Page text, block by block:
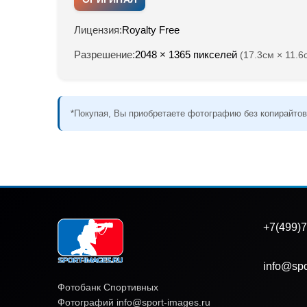
Лицензия:Royalty Free
Разрешение:2048 × 1365 пикселей (17.3см ×
*Покупая, Вы приобретаете фотографию без
Фотобанк Спортивных
Фотографий info@sport-images.ru